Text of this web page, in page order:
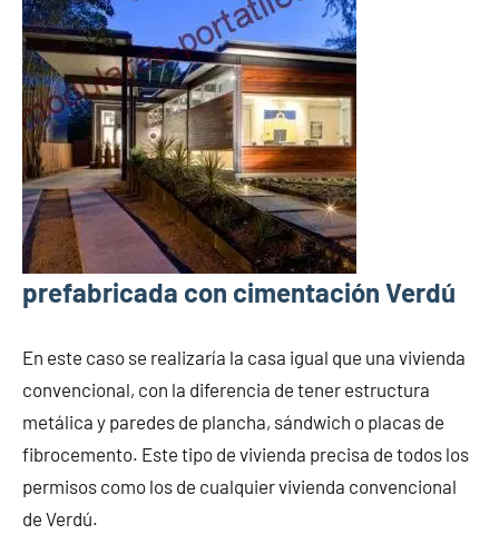
prefabricada con cimentación Verdú
En este caso se realizaría la casa igual que una vivienda
convencional, con la diferencia de tener estructura
metálica y paredes de plancha, sándwich o placas de
fibrocemento. Este tipo de vivienda precisa de todos los
permisos como los de cualquier vivienda convencional
de Verdú.